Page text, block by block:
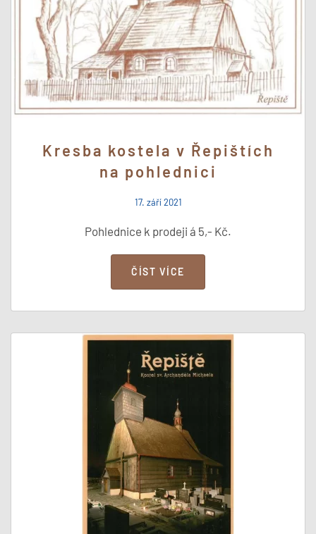
Kresba kostela v Řepištích
na pohlednici
17. září 2021
Pohlednice k prodeji á 5,- Kč.
ČÍST VÍCE